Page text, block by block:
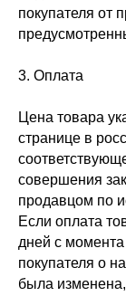
покупателя от
3. Оплата
Цена товара
странице в
совершения
продавцом по
Если оплата
дней с
покупателя о
была